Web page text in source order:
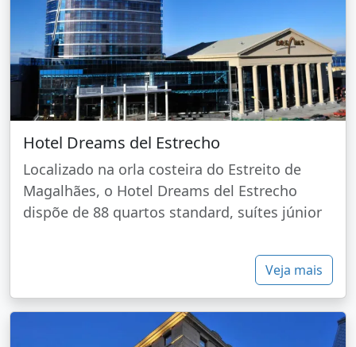
Hotel Dreams del Estrecho
Localizado na orla costeira do Estreito de
Magalhães, o Hotel Dreams del Estrecho
dispõe de 88 quartos standard, suítes júnior
Veja mais